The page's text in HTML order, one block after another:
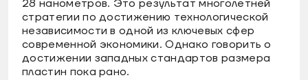
28 нанометров. Это результат многолетней
стратегии по достижению технологической
независимости в одной из ключевых сфер
современной экономики. Однако говорить о
достижении западных стандартов размера
пластин пока рано.